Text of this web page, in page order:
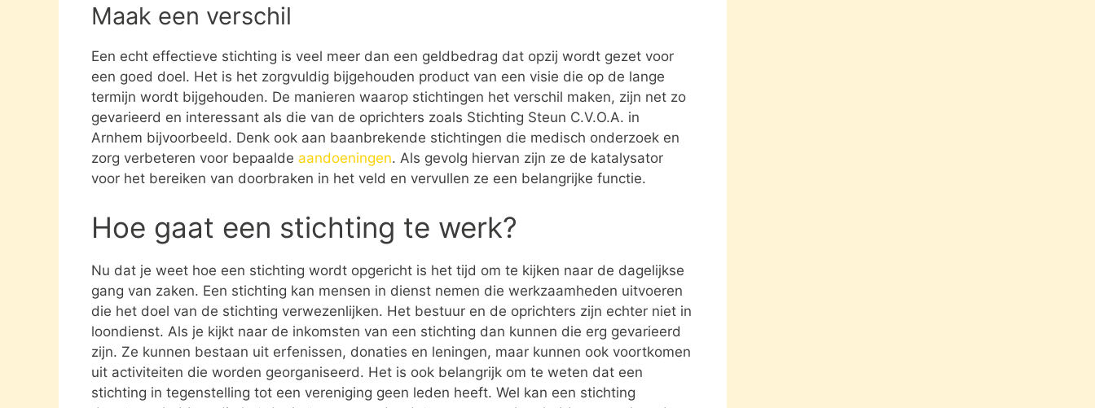
Maak een verschil
Een echt effectieve stichting is veel meer dan een geldbedrag dat opzij wordt gezet voor
een goed doel. Het is het zorgvuldig bijgehouden product van een visie die op de lange
termijn wordt bijgehouden. De manieren waarop stichtingen het verschil maken, zijn net zo
gevarieerd en interessant als die van de oprichters zoals Stichting Steun C.V.O.A. in
Arnhem bijvoorbeeld. Denk ook aan baanbrekende stichtingen die medisch onderzoek en
zorg verbeteren voor bepaalde aandoeningen. Als gevolg hiervan zijn ze de katalysator
voor het bereiken van doorbraken in het veld en vervullen ze een belangrijke functie.
Hoe gaat een stichting te werk?
Nu dat je weet hoe een stichting wordt opgericht is het tijd om te kijken naar de dagelijkse
gang van zaken. Een stichting kan mensen in dienst nemen die werkzaamheden uitvoeren
die het doel van de stichting verwezenlijken. Het bestuur en de oprichters zijn echter niet in
loondienst. Als je kijkt naar de inkomsten van een stichting dan kunnen die erg gevarieerd
zijn. Ze kunnen bestaan uit erfenissen, donaties en leningen, maar kunnen ook voortkomen
uit activiteiten die worden georganiseerd. Het is ook belangrijk om te weten dat een
stichting in tegenstelling tot een vereniging geen leden heeft. Wel kan een stichting